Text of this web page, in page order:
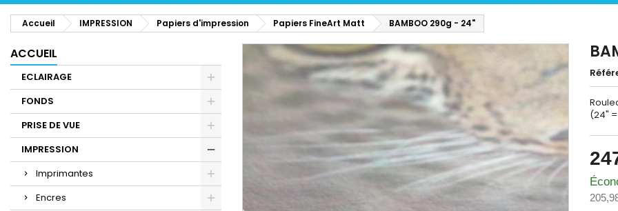
Accueil IMPRESSION Papiers d'impression Papiers FineArt Matt BAMBOO 290g - 24"
ACCUEIL
ECLAIRAGE
FONDS
PRISE DE VUE
IMPRESSION
Imprimantes
Encres
(24"